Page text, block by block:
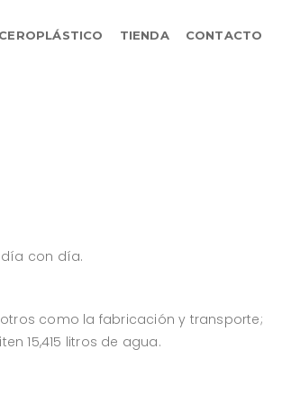
TIENDA CONTACTO
con día.
como la fabricación y transporte;
15,415 litros de agua.